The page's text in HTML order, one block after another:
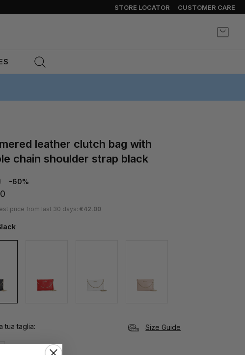
STORE LOCATOR CUSTOMER CARE
My
chain shoulder strap black
-60%
price from last 30 days: €42.00
tua taglia Size Guide